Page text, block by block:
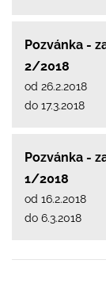
Pozvánka -
2/2018
od 26.2.2018
do 17.3.2018
Pozvánka -
1/2018
od 16.2.2018
do 6.3.2018